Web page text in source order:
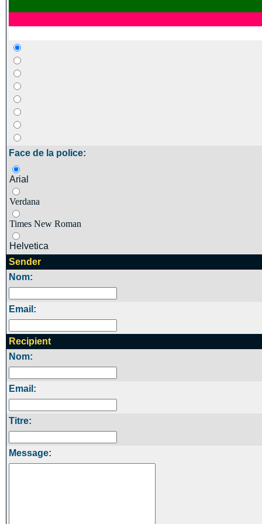
Face de la police:
Arial
Verdana
Times New Roman
Helvetica
Sender
Nom:
Email:
Recipient
Nom:
Email:
Titre:
Message: